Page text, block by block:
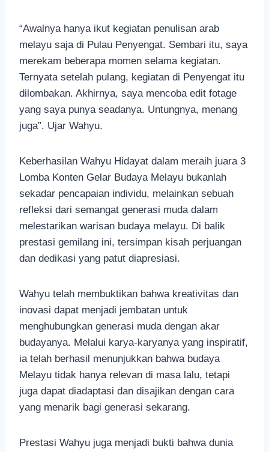
“Awalnya hanya ikut kegiatan penulisan arab
melayu saja di Pulau Penyengat. Sembari itu, saya
merekam beberapa momen selama kegiatan.
Ternyata setelah pulang, kegiatan di Penyengat itu
dilombakan. Akhirnya, saya mencoba edit fotage
yang saya punya seadanya. Untungnya, menang
juga”. Ujar Wahyu.
Keberhasilan Wahyu Hidayat dalam meraih juara 3
Lomba Konten Gelar Budaya Melayu bukanlah
sekadar pencapaian individu, melainkan sebuah
refleksi dari semangat generasi muda dalam
melestarikan warisan budaya melayu. Di balik
prestasi gemilang ini, tersimpan kisah perjuangan
dan dedikasi yang patut diapresiasi.
Wahyu telah membuktikan bahwa kreativitas dan
inovasi dapat menjadi jembatan untuk
menghubungkan generasi muda dengan akar
budayanya. Melalui karya-karyanya yang inspiratif,
ia telah berhasil menunjukkan bahwa budaya
Melayu tidak hanya relevan di masa lalu, tetapi
juga dapat diadaptasi dan disajikan dengan cara
yang menarik bagi generasi sekarang.
Prestasi Wahyu juga menjadi bukti bahwa dunia